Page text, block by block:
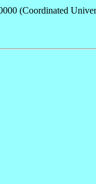
(Coordinated